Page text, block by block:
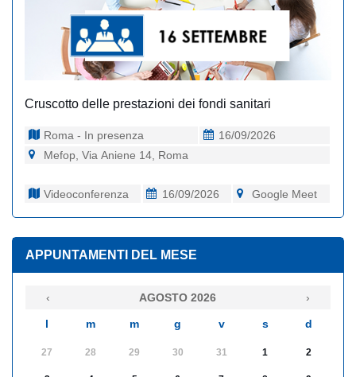
Cruscotto delle prestazioni dei fondi sanitari
Roma - In presenza
16/09/2026
Mefop, Via Aniene 14, Roma
Videoconferenza 16/09/2026 Google Meet
APPUNTAMENTI DEL MESE
‹ AGOSTO 2026 ›
l m m g v s d
27 28 29 30 31 1 2